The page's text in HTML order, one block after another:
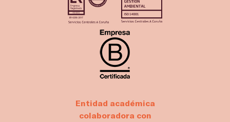
Entidad académica
colaboradora con